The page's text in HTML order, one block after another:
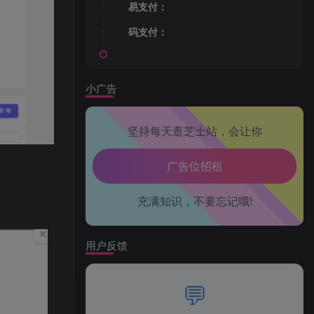
易支付：
码支付：
小广告
坚持每天逛芝士站，会让你
抖音推荐: 刺猬（限流破防
广告位招租
广告位招租
广告位招租
充满知识，不要忘记哦!
用户反馈
💬